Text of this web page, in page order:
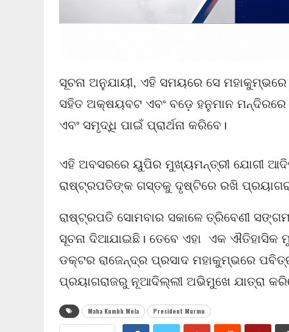
ସୂଚନା ଅନୁଯାୟୀ, ଏହି ସମୟରେ ସେ
ସହିତ ଅକ୍ଷୟବଟ ଏବଂ ବଡ଼େ ହନୁମାନ ମନ୍ଦିରରେ
ଏବଂ ସମୃଦ୍ଧି ପାଇଁ ପ୍ରାର୍ଥନା କରିବେ।
ଏହି ଅବସରରେ ୟୁପିର ମୁଖ୍ୟମନ୍ତ୍ରୀ ଯୋଗୀ
ରାଷ୍ଟ୍ରପତିଙ୍କ ଗସ୍ତକୁ ଦୃଷ୍ଟିରେ ରଖି
ରାଷ୍ଟ୍ରପତି ସୋମବାର ସକାଳେ ତ୍ରିବେଣୀ
ସୂଚନା ଦିଆଯାଇଛି। ତେବେ ଏହା ଏକ ଐତିହାସିକ
ଡକ୍ଟର ରାଜେନ୍ଦ୍ର ପ୍ରସାଦ ମହାକୁମ୍ଭରେ
ପ୍ରୟାଗରାଜରୁ ନୂଆଦିଲ୍ଲୀ ଅଭିମୁଖେ ଯାତ୍ରା
Maha Kumbh Mela President Murmu